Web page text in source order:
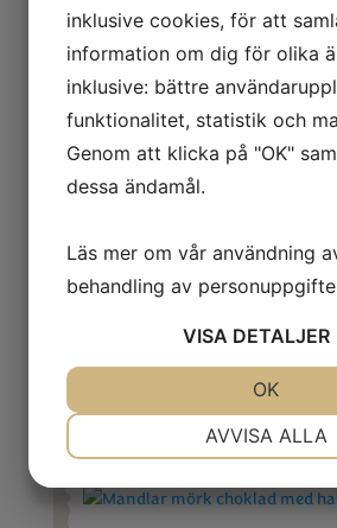
Exotisk frukt och
Frukt och bärmix
JORDNÖTTER
inklusive cookies, för att
information om dig för olika
inklusive: bättre
funktionalitet, statistik och
Genom att klicka på "OK"
dessa ändamål.
Läs mer om vår användning
behandling av
VISA DETALJER
MARKNADSFÖRING
AVVISA ALLA
OK